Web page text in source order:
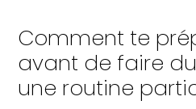
Comment te
avant de faire
une routine